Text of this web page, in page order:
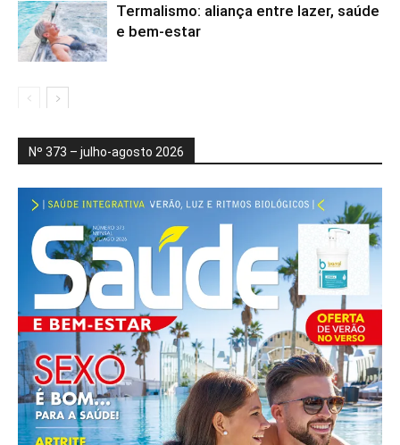
Termalismo: aliança entre lazer, saúde
e bem-estar
Nº 373 – julho-agosto 2026